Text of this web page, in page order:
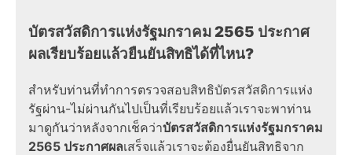
บัตรสวัสดิการแห่งรัฐมกราคม 2565 ประกาศ
ผลเรียบร้อยแล้วยืนยันสิทธิได้ที่ไหน?
สำหรับท่านที่ทำการตรวจสอบสิทธิบัตรสวัสดิการแห่ง
รัฐผ่าน-ไม่ผ่านกันไปเป็นที่เรียบร้อยแล้วเราจะพาท่าน
มาดูกันว่าหลังจากเช็คว่าบัตรสวัสดิการแห่งรัฐมกราคม
2565 ประกาศผลเสร็จแล้วเราจะต้องยื่นยันสิทธิจาก